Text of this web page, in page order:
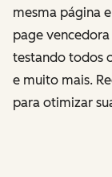
mesma página
page
testando todos
e muito mais.
para otimizar